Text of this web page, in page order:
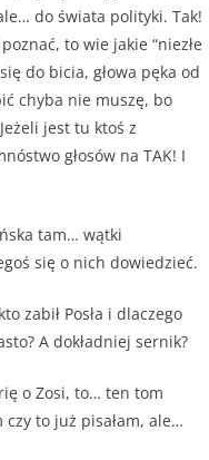
do świata polityki. Tak!
to wie jakie “niezłe
do bicia, głowa pęka od
chyba nie muszę, bo
jest tu ktoś z
głosów na TAK! I
tam… wątki
się o nich dowiedzieć.
zabił Posła i dlaczego
A dokładniej sernik?
o Zosi, to… ten tom
to już pisałam, ale…